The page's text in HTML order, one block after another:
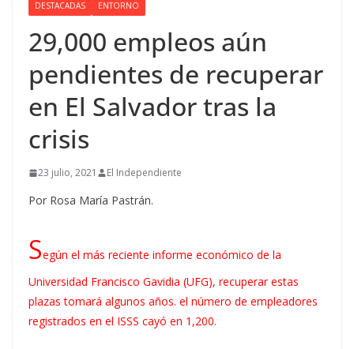
DESTACADAS ENTORNO
29,000 empleos aún
pendientes de recuperar
en El Salvador tras la
crisis
23 julio, 2021 El Independiente
Por Rosa María Pastrán.
Según el más reciente informe económico de la
Universidad Francisco Gavidia (UFG), recuperar estas
plazas tomará algunos años. el número de empleadores
registrados en el ISSS cayó en 1,200.